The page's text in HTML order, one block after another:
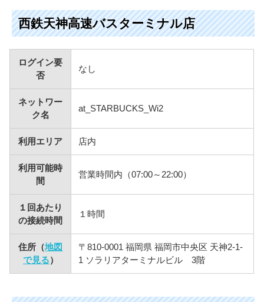
西鉄天神高速バスターミナル店
ログイン要
否
なし
ネットワー
ク名
at_STARBUCKS_Wi2
利用エリア 店内
利用可能時
間
営業時間内（07:00～22:00）
１回あたり
の接続時間
１時間
住所（地図
で見る）
〒810-0001 福岡県 福岡市中央区 天神2-1-
1 ソラリアターミナルビル 3階